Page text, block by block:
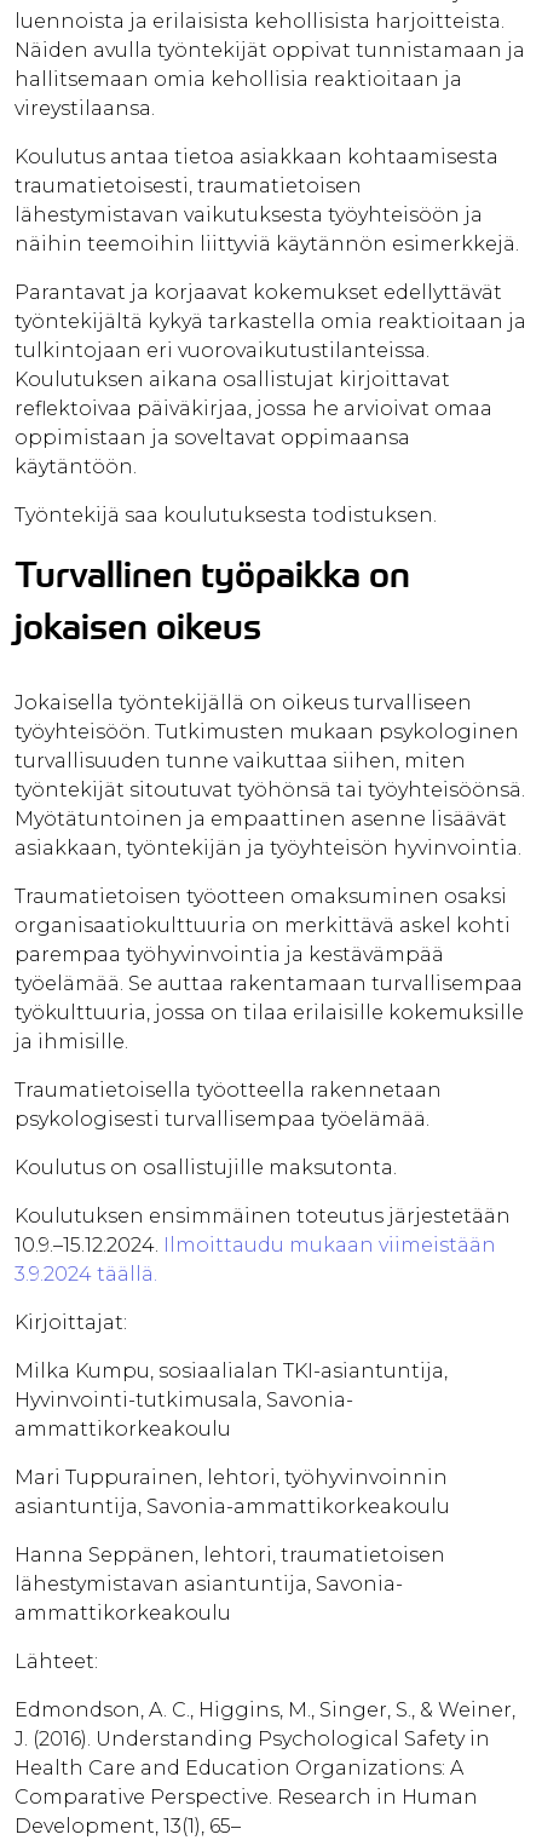
luennoista ja erilaisista kehollisista harjoitteista.
Näiden avulla työntekijät oppivat tunnistamaan ja
hallitsemaan omia kehollisia reaktioitaan ja
vireystilaansa.
Koulutus antaa tietoa asiakkaan kohtaamisesta
traumatietoisesti, traumatietoisen
lähestymistavan vaikutuksesta työyhteisöön ja
näihin teemoihin liittyviä käytännön esimerkkejä.
Parantavat ja korjaavat kokemukset edellyttävät
työntekijältä kykyä tarkastella omia reaktioitaan ja
tulkintojaan eri vuorovaikutustilanteissa.
Koulutuksen aikana osallistujat kirjoittavat
reflektoivaa päiväkirjaa, jossa he arvioivat omaa
oppimistaan ja soveltavat oppimaansa
käytäntöön.
Työntekijä saa koulutuksesta todistuksen.
Turvallinen työpaikka on
jokaisen oikeus
Jokaisella työntekijällä on oikeus turvalliseen
työyhteisöön. Tutkimusten mukaan psykologinen
turvallisuuden tunne vaikuttaa siihen, miten
työntekijät sitoutuvat työhönsä tai työyhteisöönsä.
Myötätuntoinen ja empaattinen asenne lisäävät
asiakkaan, työntekijän ja työyhteisön hyvinvointia.
Traumatietoisen työotteen omaksuminen osaksi
organisaatiokulttuuria on merkittävä askel kohti
parempaa työhyvinvointia ja kestävämpää
työelämää. Se auttaa rakentamaan turvallisempaa
työkulttuuria, jossa on tilaa erilaisille kokemuksille
ja ihmisille.
Traumatietoisella työotteella rakennetaan
psykologisesti turvallisempaa työelämää.
Koulutus on osallistujille maksutonta.
Koulutuksen ensimmäinen toteutus järjestetään
10.9.–15.12.2024. Ilmoittaudu mukaan viimeistään
3.9.2024 täällä.
Kirjoittajat:
Milka Kumpu, sosiaalialan TKI-asiantuntija,
Hyvinvointi-tutkimusala, Savonia-
ammattikorkeakoulu
Mari Tuppurainen, lehtori, työhyvinvoinnin
asiantuntija, Savonia-ammattikorkeakoulu
Hanna Seppänen, lehtori, traumatietoisen
lähestymistavan asiantuntija, Savonia-
ammattikorkeakoulu
Lähteet:
Edmondson, A. C., Higgins, M., Singer, S., & Weiner,
J. (2016). Understanding Psychological Safety in
Health Care and Education Organizations: A
Comparative Perspective. Research in Human
Development, 13(1), 65–